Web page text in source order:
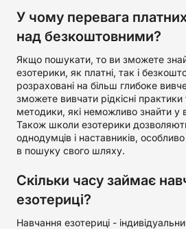
У чому перевага
над безкоштовними?
Якщо пошукати, то ви зможете
езотерики, як платні, так і
розраховані на більш глибоке
зможете вивчати рідкісні практики
методики, які неможливо знайти у
Також школи езотерики
однодумців і наставників,
в пошуку свого шляху.
Скільки часу займає
езотериці?
Навчання езотериці -